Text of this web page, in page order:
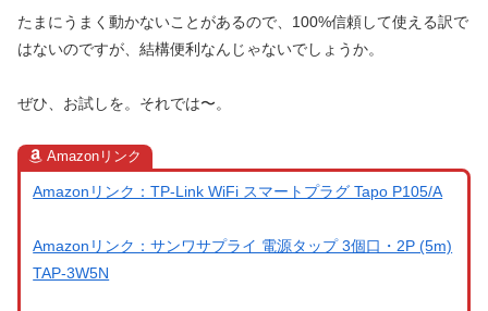
たまにうまく動かないことがあるので、100%信頼して使える訳で
はないのですが、結構便利なんじゃないでしょうか。
ぜひ、お試しを。それでは〜。
Amazonリンク
Amazonリンク：TP-Link WiFi スマートプラグ Tapo P105/A
Amazonリンク：サンワサプライ 電源タップ 3個口・2P (5m)
TAP-3W5N